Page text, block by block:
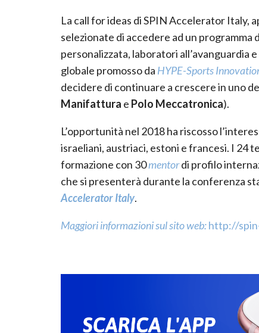
La call for ideas di SPIN Accelerator Italy,
selezionate di accedere ad un programma
personalizzata, laboratori all’avanguardia
globale promosso da HYPE-Sports
decidere di continuare a crescere in uno
Manifattura e Polo Meccatronica).
L’opportunità nel 2018 ha riscosso
israeliani, austriaci, estoni e francesi. I 24
formazione con 30mentordi profilo
che si presenterà durante la conferenza
Accelerator Italy.
Maggiori informazioni sul sito web:http://